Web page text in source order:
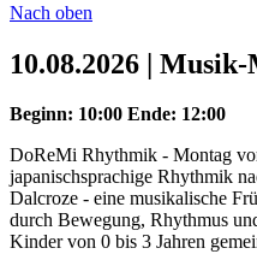
Nach oben
10.08.2026 |
Beginn: 10:00 Ende: 12:00
DoReMi Rhythmik - Montag
japanischsprachige Rhythmik
Dalcroze - eine musikalische
durch Bewegung, Rhythmus
Kinder von 0 bis 3 Jahren